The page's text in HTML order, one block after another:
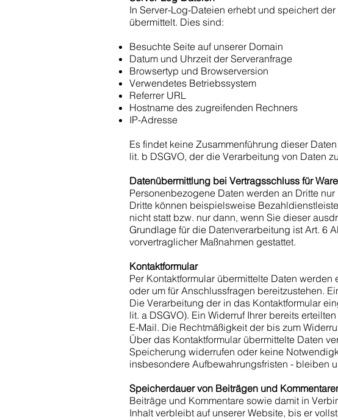
In Server-Log-Dateien erhebt und speichert
übermittelt. Dies sind:
Besuchte Seite auf unserer Domain
Datum und Uhrzeit der Serveranfrage
Browsertyp und Browserversion
Verwendetes Betriebssystem
Referrer URL
Hostname des zugreifenden Rechners
IP-Adresse
Es findet keine Zusammenführung dieser
lit. b DSGVO, der die Verarbeitung von Daten
Datenübermittlung bei Vertragsschluss für
Personenbezogene Daten werden an Dritte
Dritte können beispielsweise
nicht statt bzw. nur dann, wenn Sie dieser
Grundlage für die Datenverarbeitung ist Art. 6
vorvertraglicher Maßnahmen gestattet.
Kontaktformular
Per Kontaktformular übermittelte Daten
oder um für Anschlussfragen bereitzustehen.
Die Verarbeitung der in das Kontaktformular
lit. a DSGVO). Ein Widerruf Ihrer bereits
E-Mail. Die Rechtmäßigkeit der bis zum
Über das Kontaktformular übermittelte Daten
Speicherung widerrufen oder keine
insbesondere Aufbewahrungsfristen - bleiben
Speicherdauer von Beiträgen und
Beiträge und Kommentare sowie damit in
Inhalt verbleibt auf unserer Website, bis er